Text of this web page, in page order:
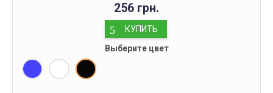
256 грн.
КУПИТЬ
Выберите цвет